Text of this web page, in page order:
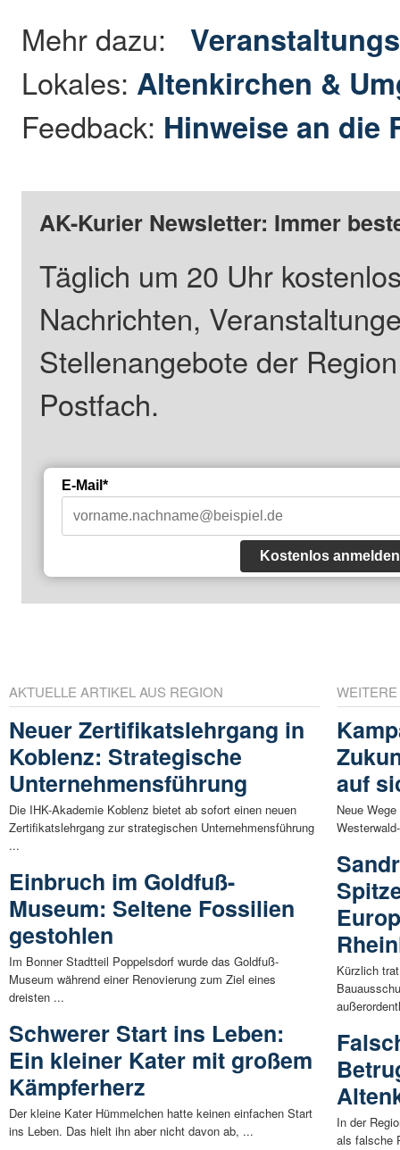
Mehr dazu:
Lokales: Altenkirchen &
Feedback: Hinweise an die
AK-Kurier Newsletter: Immer
Täglich um 20 Uhr
Nachrichten,
Stellenangebote der
Postfach.
E-Mail*
Kostenlos anmelden
AKTUELLE ARTIKEL AUS REGION
Neuer Zertifikatslehrgang in
Koblenz: Strategische
Unternehmensführung
Die IHK-Akademie Koblenz bietet ab sofort einen neuen
Zertifikatslehrgang zur strategischen Unternehmensführung
...
Einbruch im Goldfuß-
Museum: Seltene Fossilien
gestohlen
Im Bonner Stadtteil Poppelsdorf wurde das Goldfuß-
Museum während einer Renovierung zum Ziel eines
dreisten ...
Schwerer Start ins Leben:
Ein kleiner Kater mit großem
Kämpferherz
Der kleine Kater Hümmelchen hatte keinen einfachen Start
ins Leben. Das hielt ihn aber nicht davon ab, ...
auf
Neue
Kürzlich
In der
als falsche